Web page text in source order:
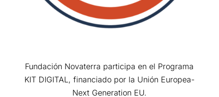
Fundación Novaterra participa en el Programa
KIT DIGITAL, financiado por la Unión Europea-
Next Generation EU.